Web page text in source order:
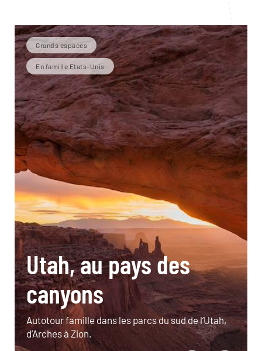
Grands espaces
En famille Etats-Unis
Utah, au pays des
canyons
Autotour famille dans les parcs du sud de l’Utah,
d’Arches à Zion.